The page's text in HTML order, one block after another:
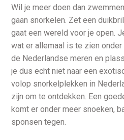
Wil je meer doen dan
gaan snorkelen. Zet een
gaat een wereld voor je open.
wat er allemaal is te zien
de Nederlandse meren en
je dus echt niet naar een
volop snorkelplekken in
zijn om te ontdekken. Een
komt er onder meer snoeken,
sponsen tegen.